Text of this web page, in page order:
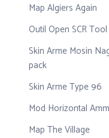
Map Algiers Again
Outil Open SCR Tool
Skin Arme Mosin
pack
Skin Arme Type 96
Mod Horizontal
Map The Village